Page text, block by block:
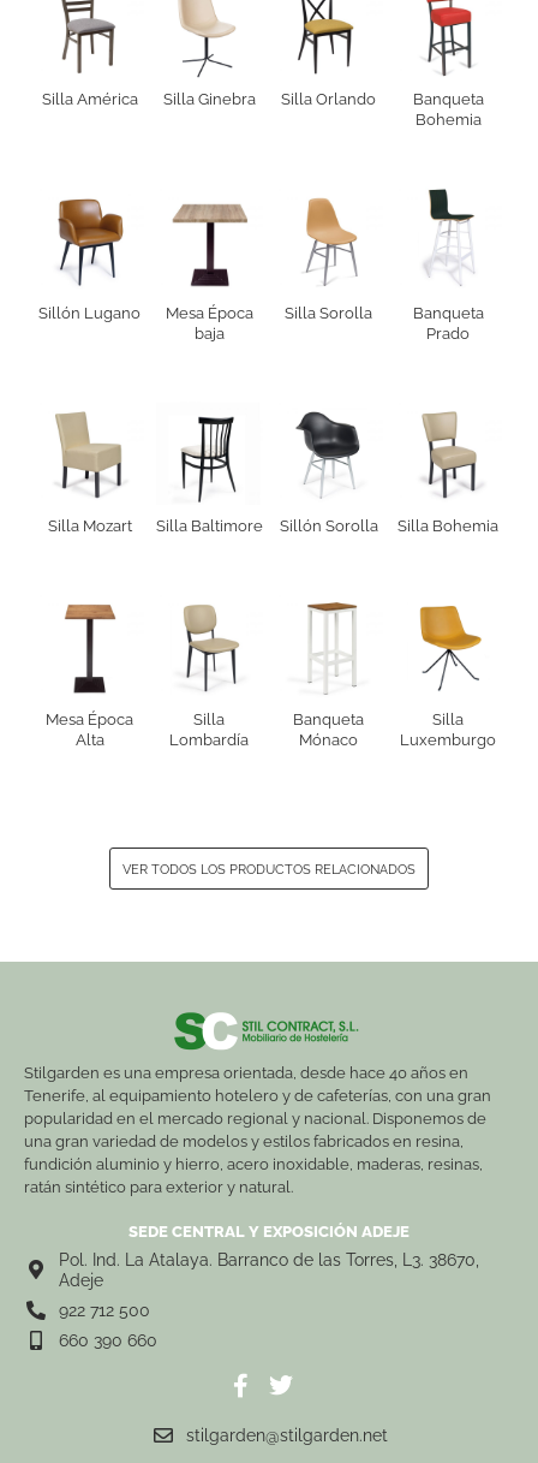
Silla América Silla Ginebra Silla Orlando
Banqueta
Bohemia
Sillón Lugano
Mesa Época
baja
Silla Sorolla
Banqueta
Prado
Silla Mozart Silla Baltimore Sillón Sorolla Silla Bohemia
Mesa Época
Alta
Silla
Lombardía
Banqueta
Mónaco
Silla
Luxemburgo
VER TODOS LOS PRODUCTOS RELACIONADOS
Stilgarden es una empresa orientada, desde hace 40 años en
Tenerife, al equipamiento hotelero y de cafeterías, con una gran
popularidad en el mercado regional y nacional. Disponemos de
una gran variedad de modelos y estilos fabricados en resina,
fundición aluminio y hierro, acero inoxidable, maderas, resinas,
ratán sintético para exterior y natural.
SEDE CENTRAL Y EXPOSICIÓN ADEJE
Pol. Ind. La Atalaya. Barranco de las Torres, L3. 38670,
Adeje
922 712 500
660 390 660
stilgarden@stilgarden.net